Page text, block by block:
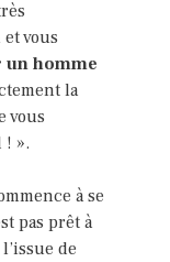
vous
homme
la
vous
! ».
à se
pas prêt à
de